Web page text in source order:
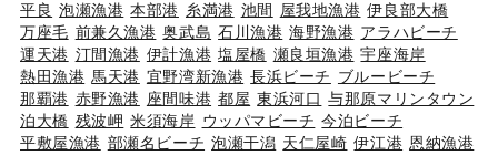
平良 泡瀬漁港 本部港 糸満港 池間 屋我地漁港 伊良部大橋
万座毛 前兼久漁港 奥武島 石川漁港 海野漁港 アラハビーチ
運天港 汀間漁港 伊計漁港 塩屋橋 瀬良垣漁港 宇座海岸
熱田漁港 馬天港 宜野湾新漁港 長浜ビーチ ブルービーチ
那覇港 赤野漁港 座間味港 都屋 東浜河口 与那原マリンタウン
泊大橋 残波岬 米須海岸 ウッパマビーチ 今泊ビーチ
平敷屋漁港 部瀬名ビーチ 泡瀬干潟 天仁屋崎 伊江港 恩納漁港